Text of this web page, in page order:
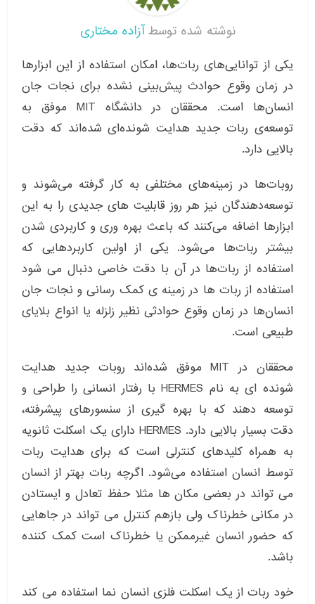
نوشته شده توسطآزاده مختاری
یکی از توانایی‌های ربات‌ها، امکان استفاده از این ابزار‌ها
در زمان وقوع حوادث پیش‌بینی نشده برای نجات جان
انسان‌ها است. محققان در دانشگاه MIT موفق به
توسعه‌ی ربات جدید هدایت شونده‌ای شده‌اند که دقت
بالایی دارد.
روبات‌ها در زمینه‌های مختلفی به کار گرفته می‌شوند و
توسعه‌دهندگان نیز هر روز قابلیت‌ های جدیدی را به این
ابزار‌ها اضافه می‌کنند که باعث بهره‌ وری و کاربردی شدن
بیشتر ربات‌ها می‌شود. یکی از اولین کاربردهایی که
استفاده از ربات‌ها در آن با دقت خاصی دنبال می شود
استفاده از ربات ها در زمینه‌ ی کمک‌ رسانی و نجات جان
انسان‌ها در زمان وقوع حوادثی نظیر زلزله یا انواع بلایای
طبیعی است.
محققان در MIT موفق شده‌اند روبات جدید هدایت
شونده‌ ای به نام HERMES با رفتار انسانی را طراحی و
توسعه دهند که با بهره گیری از سنسور‌های پیشرفته،
دقت بسیار بالایی دارد. HERMES دارای یک اسکلت ثانویه
به همراه کلیدهای کنترلی است که برای هدایت ربات
توسط انسان استفاده می‌شود. اگرچه ربات بهتر از انسان
می تواند در بعضی مکان ها مثلا حفظ تعادل و ایستادن
در مکانی خطرناک ولی بازهم کنترل می تواند در جاهایی
که حضور انسان غیرممکن یا خطرناک است کمک کننده
باشد.
خود ربات از یک اسکلت فلزی انسان نما استفاده می کند